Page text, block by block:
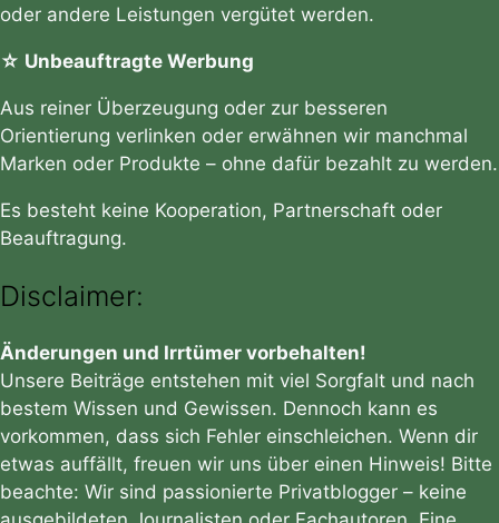
oder andere Leistungen vergütet werden.
☆ Unbeauftragte Werbung
Aus reiner Überzeugung oder zur besseren
Orientierung verlinken oder erwähnen wir manchmal
Marken oder Produkte – ohne dafür bezahlt zu werden.
Es besteht keine Kooperation, Partnerschaft oder
Beauftragung.
Disclaimer:
Änderungen und Irrtümer vorbehalten!
Unsere Beiträge entstehen mit viel Sorgfalt und nach
bestem Wissen und Gewissen. Dennoch kann es
vorkommen, dass sich Fehler einschleichen. Wenn dir
etwas auffällt, freuen wir uns über einen Hinweis! Bitte
beachte: Wir sind passionierte Privatblogger – keine